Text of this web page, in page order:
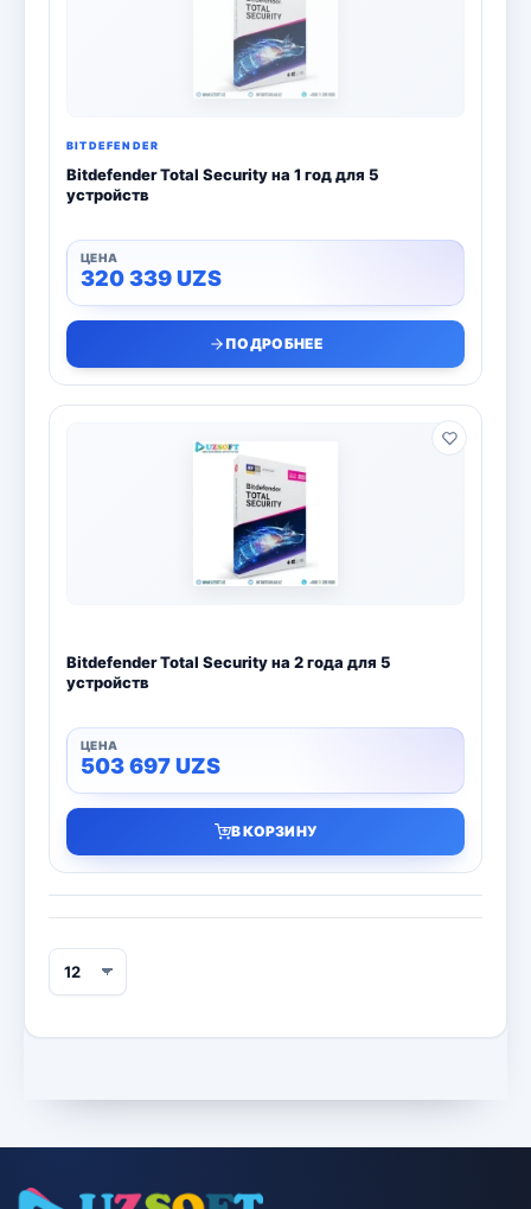
BITDEFENDER
Bitdefender Total Security на 1 год для 5
устройств
320 339UZS
ПОДРОБНЕЕ
Bitdefender Total Security на 2 года для 5
устройств
503 697UZS
В КОРЗИНУ